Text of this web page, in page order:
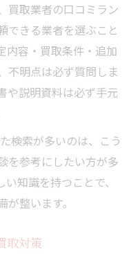
買取業者の口コミラン
できる業者を選ぶこと
内容・買取条件・追加
不明点は必ず質問しま
や説明資料は必ず手元
検索が多いのは、こう
を参考にしたい方が多
知識を持つことで、
整います。
取対策